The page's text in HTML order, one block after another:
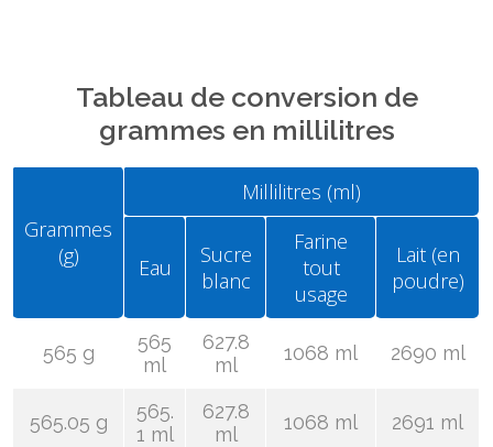
Tableau de conversion de
grammes en millilitres
Grammes
(g)
Millilitres (ml)
Eau
Sucre
blanc
Farine
tout
usage
Lait (en
poudre)
565 g
565
ml
627.8
ml
1068 ml 2690 ml
565.05 g
565.
1 ml
627.8
ml
1068 ml 2691 ml